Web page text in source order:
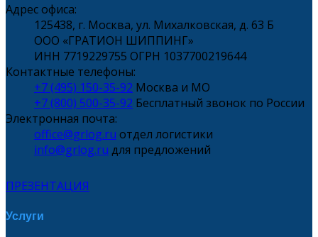
Адрес офиса:
125438, г. Москва, ул. Михалковская, д. 63 Б
ООО «ГРАТИОН ШИППИНГ»
ИНН 7719229755 ОГРН 1037700219644
Контактные телефоны:
+7 (495) 150-35-92 Москва и МО
+7 (800) 500-35-92 Бесплатный звонок по России
Электронная почта:
office@grlog.ru отдел логистики
info@grlog.ru для предложений
ПРЕЗЕНТАЦИЯ
Услуги